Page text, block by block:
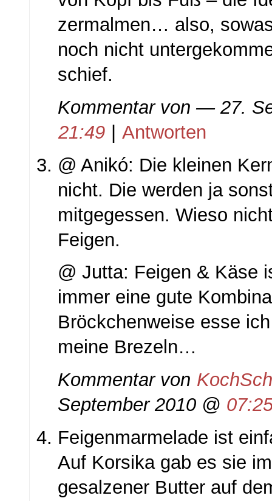
zermalmen… also,
noch nicht
schief.
Kommentar von— 27.
21:49
Antworten
@ Anikó: Die kleinen
nicht. Die werden ja
mitgegessen. Wieso
Feigen.
@ Jutta: Feigen & Käse
immer eine gute
Bröckchenweise esse
meine Brezeln…
Kommentar von
September 2010 @
Feigenmarmelade ist
Auf Korsika gab es sie
gesalzener Butter auf